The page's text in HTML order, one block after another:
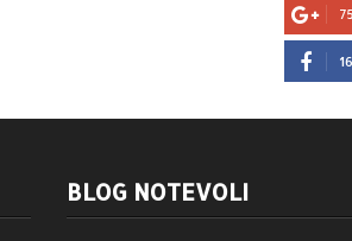
BLOG NOTEVOLI